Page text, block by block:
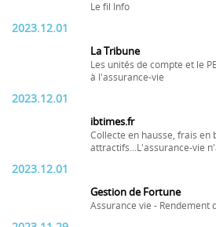
Le fil Info
2023.12.01
La Tribune
Les unités de compte et le
à l'assurance-vie
2023.12.01
ibtimes.fr
Collecte en hausse, frais en
attractifs...L'assurance-vie
2023.12.01
Gestion de Fortune
Assurance vie - Rendement